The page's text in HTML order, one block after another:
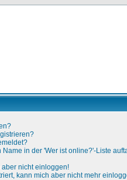
in der 'Wer ist online?'-Liste
aber nicht einloggen!
kann mich aber nicht mehr